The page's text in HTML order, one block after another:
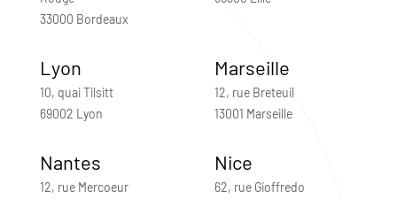
33000 Bordeaux
Lyon
10, quai Tilsitt
69002 Lyon
Marseille
12, rue Breteuil
13001 Marseille
Nantes
12, rue Mercoeur
Nice
62, rue Gioffredo